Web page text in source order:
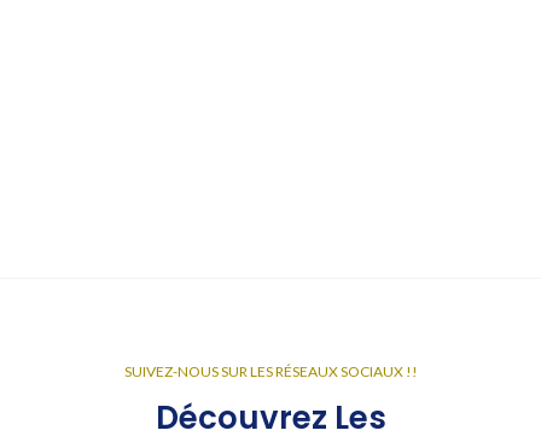
SUIVEZ-NOUS SUR LES RÉSEAUX SOCIAUX !!
Découvrez Les